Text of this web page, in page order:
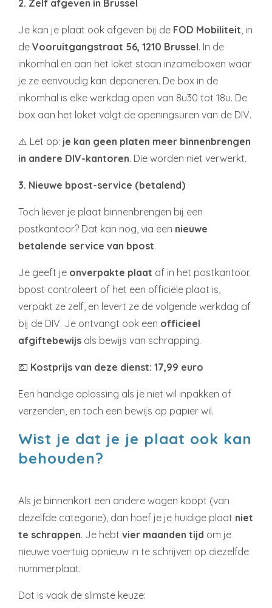
2. Zelf afgeven in Brussel
Je kan je plaat ook afgeven bij de FOD Mobiliteit, in
de Vooruitgangstraat 56, 1210 Brussel. In de
inkomhal en aan het loket staan inzamelboxen waar
je ze eenvoudig kan deponeren. De box in de
inkomhal is elke werkdag open van 8u30 tot 18u. De
box aan het loket volgt de openingsuren van de DIV.
⚠️ Let op: je kan geen platen meer binnenbrengen
in andere DIV-kantoren. Die worden niet verwerkt.
3. Nieuwe bpost-service (betalend)
Toch liever je plaat binnenbrengen bij een
postkantoor? Dat kan nog, via een nieuwe
betalende service van bpost.
Je geeft je onverpakte plaat af in het postkantoor.
bpost controleert of het een officiële plaat is,
verpakt ze zelf, en levert ze de volgende werkdag af
bij de DIV. Je ontvangt ook een officieel
afgiftebewijs als bewijs van schrapping.
💶 Kostprijs van deze dienst: 17,99 euro
Een handige oplossing als je niet wil inpakken of
verzenden, en toch een bewijs op papier wil.
Wist je dat je je plaat ook kan
behouden?
Als je binnenkort een andere wagen koopt (van
dezelfde categorie), dan hoef je je huidige plaat niet
te schrappen. Je hebt vier maanden tijd om je
nieuwe voertuig opnieuw in te schrijven op diezelfde
nummerplaat.
Dat is vaak de slimste keuze: